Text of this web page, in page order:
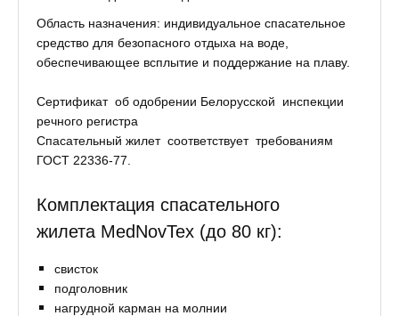
Область назначения: индивидуальное спасательное
средство для безопасного отдыха на воде,
обеспечивающее всплытие и поддержание на плаву.
Сертификат об одобрении Белорусской инспекции
речного регистра
Спасательный жилет соответствует требованиям
ГОСТ 22336-77.
Комплектация спасательного
жилета MedNovTex (до 80 кг):
свисток
подголовник
нагрудной карман на молнии